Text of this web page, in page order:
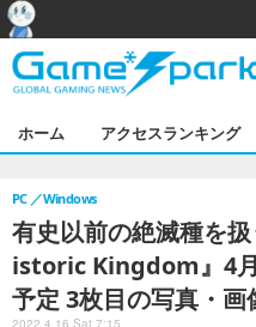
ホーム アクセスランキング
有史以前の絶滅種を
istoric Kingdom』4
予定 3枚目の写真・画
PC Windows
2022.4.16 Sat 7:15